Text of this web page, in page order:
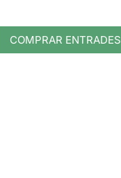
COMPRAR ENTRADES